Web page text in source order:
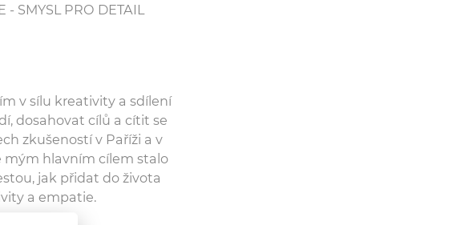
SMYSL PRO DETAIL
v sílu kreativity a sdílení
dosahovat cílů a cítit se
zkušeností v Paříži a v
mým hlavním cílem stalo
jak přidat do života
a empatie.